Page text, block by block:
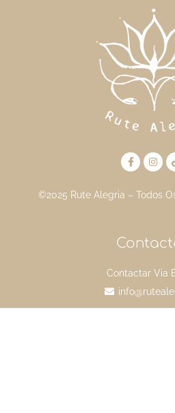
©2025 Rute Alegria – Todos
Contactar Via